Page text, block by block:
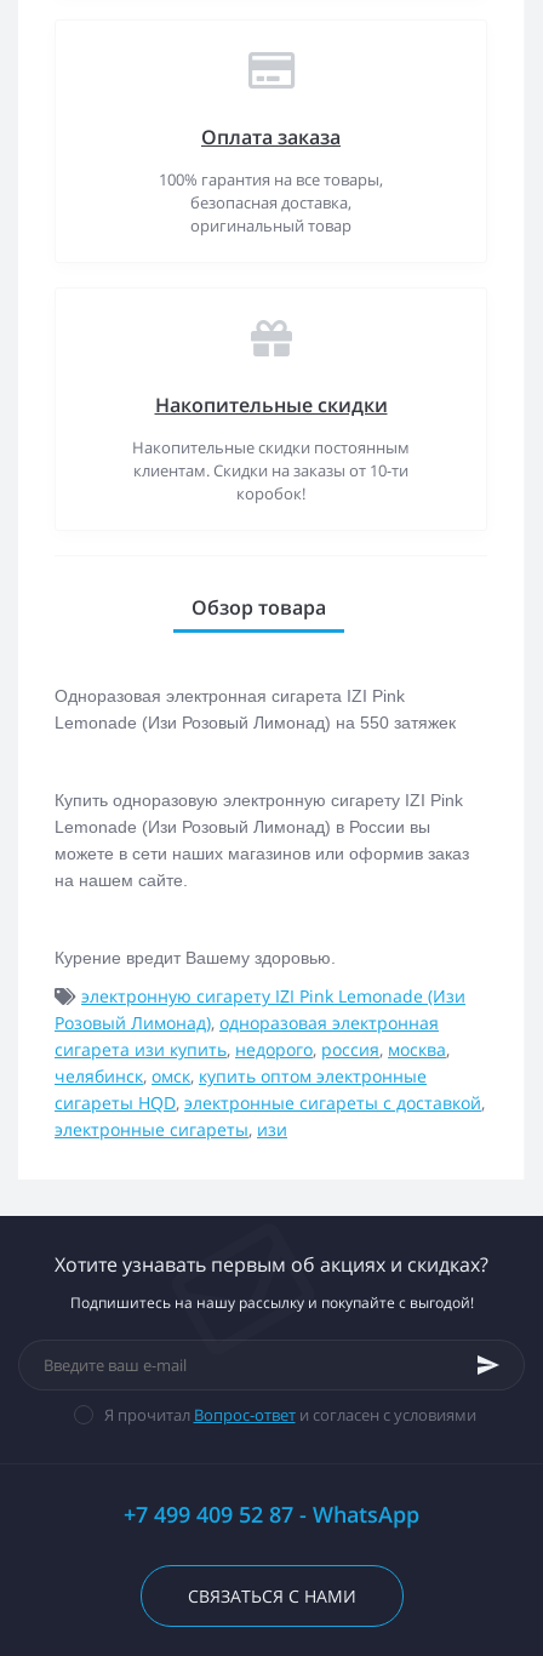
Оплата заказа
100% гарантия на все товары,
безопасная доставка,
оригинальный товар
Накопительные скидки
Накопительные скидки постоянным
клиентам. Скидки на заказы от 10-ти
коробок!
Обзор товара
Одноразовая электронная сигарета IZI Pink
Lemonade (Изи Розовый Лимонад) на 550 затяжек
Купить одноразовую электронную сигарету IZI Pink
Lemonade (Изи Розовый Лимонад) в России вы
можете в сети наших магазинов или оформив заказ
на нашем сайте.
Курение вредит Вашему здоровью.
электронную сигарету IZI Pink Lemonade (Изи
Розовый Лимонад), одноразовая электронная
сигарета изи купить, недорого, россия, москва,
челябинск, омск, купить оптом электронные
сигареты HQD, электронные сигареты с доставкой,
электронные сигареты, изи
Хотите узнавать первым об акциях и скидках?
Подпишитесь на нашу рассылку и покупайте с выгодой!
Я прочитал Вопрос-ответи согласен с условиями
+7 499 409 52 87 - WhatsApp
СВЯЗАТЬСЯ С НАМИ